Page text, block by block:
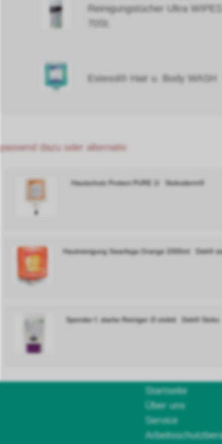
Reinigungstücher Ultra
70St.
Estesol® Hair u. Body
passend dazu oder alternativ
Hautschutz Protect PURE 1l Stokoderm®
Hautreinigung Swarfega Orange 2000ml Deb®
Spender f. starke Reiniger 2l violett Deb® Stoko
Startseite
Über uns
Service